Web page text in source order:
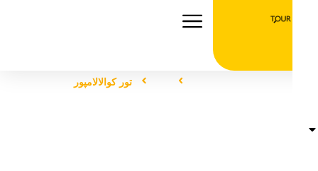
تور تور کوالالامپور